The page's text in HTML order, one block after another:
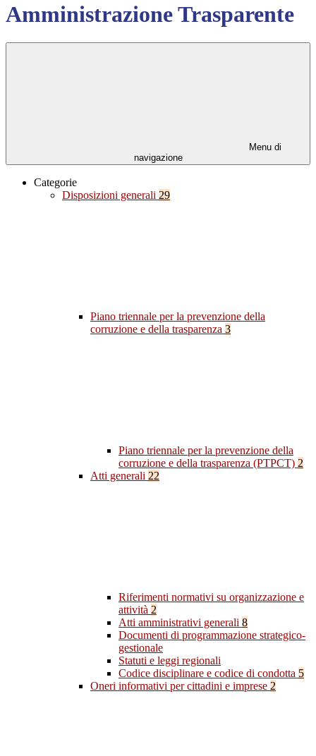
Amministrazione Trasparente
Menu di
navigazione
Categorie
Disposizioni generali 29
Piano triennale per la prevenzione della
corruzione e della trasparenza 3
Piano triennale per la prevenzione della
corruzione e della trasparenza (PTPCT) 2
Atti generali 22
Riferimenti normativi su organizzazione e
attività 2
Atti amministrativi generali 8
Documenti di programmazione strategico-
gestionale
Statuti e leggi regionali
Codice disciplinare e codice di condotta 5
Oneri informativi per cittadini e imprese 2